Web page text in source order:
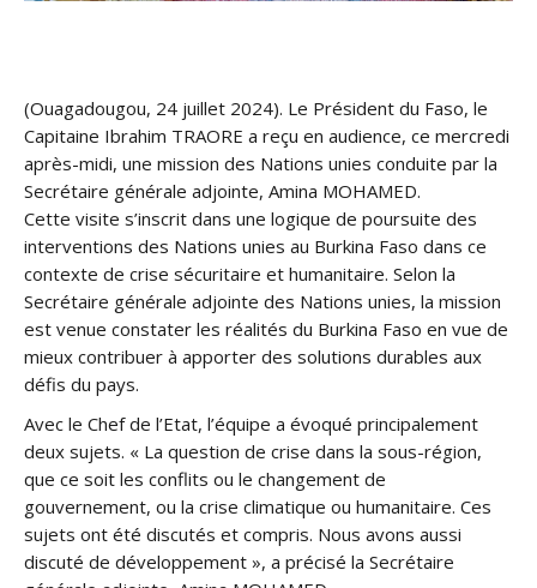
(Ouagadougou, 24 juillet 2024). Le Président du Faso, le
Capitaine Ibrahim TRAORE a reçu en audience, ce mercredi
après-midi, une mission des Nations unies conduite par la
Secrétaire générale adjointe, Amina MOHAMED.
Cette visite s’inscrit dans une logique de poursuite des
interventions des Nations unies au Burkina Faso dans ce
contexte de crise sécuritaire et humanitaire. Selon la
Secrétaire générale adjointe des Nations unies, la mission
est venue constater les réalités du Burkina Faso en vue de
mieux contribuer à apporter des solutions durables aux
défis du pays.
Avec le Chef de l’Etat, l’équipe a évoqué principalement
deux sujets. « La question de crise dans la sous-région,
que ce soit les conflits ou le changement de
gouvernement, ou la crise climatique ou humanitaire. Ces
sujets ont été discutés et compris. Nous avons aussi
discuté de développement », a précisé la Secrétaire